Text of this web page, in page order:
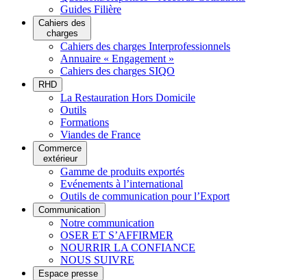
Guides Filière
Cahiers des
charges
Cahiers des charges Interprofessionnels
Annuaire « Engagement »
Cahiers des charges SIQO
RHD
La Restauration Hors Domicile
Outils
Formations
Viandes de France
Commerce
extérieur
Gamme de produits exportés
Evénements à l’international
Outils de communication pour l’Export
Communication
Notre communication
OSER ET S’AFFIRMER
NOURRIR LA CONFIANCE
NOUS SUIVRE
Espace presse